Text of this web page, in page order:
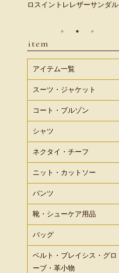
ロスイントレレザーサンダル
item
アイテム一覧
スーツ・ジャケット
コート・ブルゾン
シャツ
ネクタイ・チーフ
ニット・カットソー
パンツ
靴・シューケア用品
バッグ
ベルト・ブレイシス・グロ
ーブ・革小物